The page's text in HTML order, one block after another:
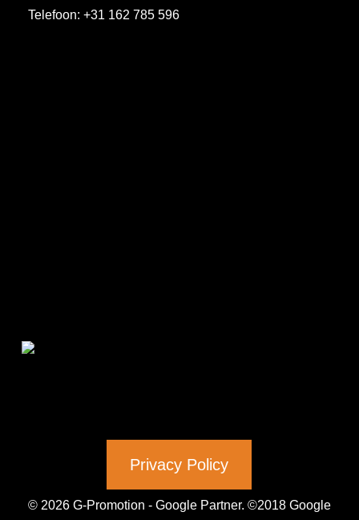
Telefoon: +31 162 785 596
Privacy Policy
© 2026 G-Promotion - Google Partner. ©2018 Google